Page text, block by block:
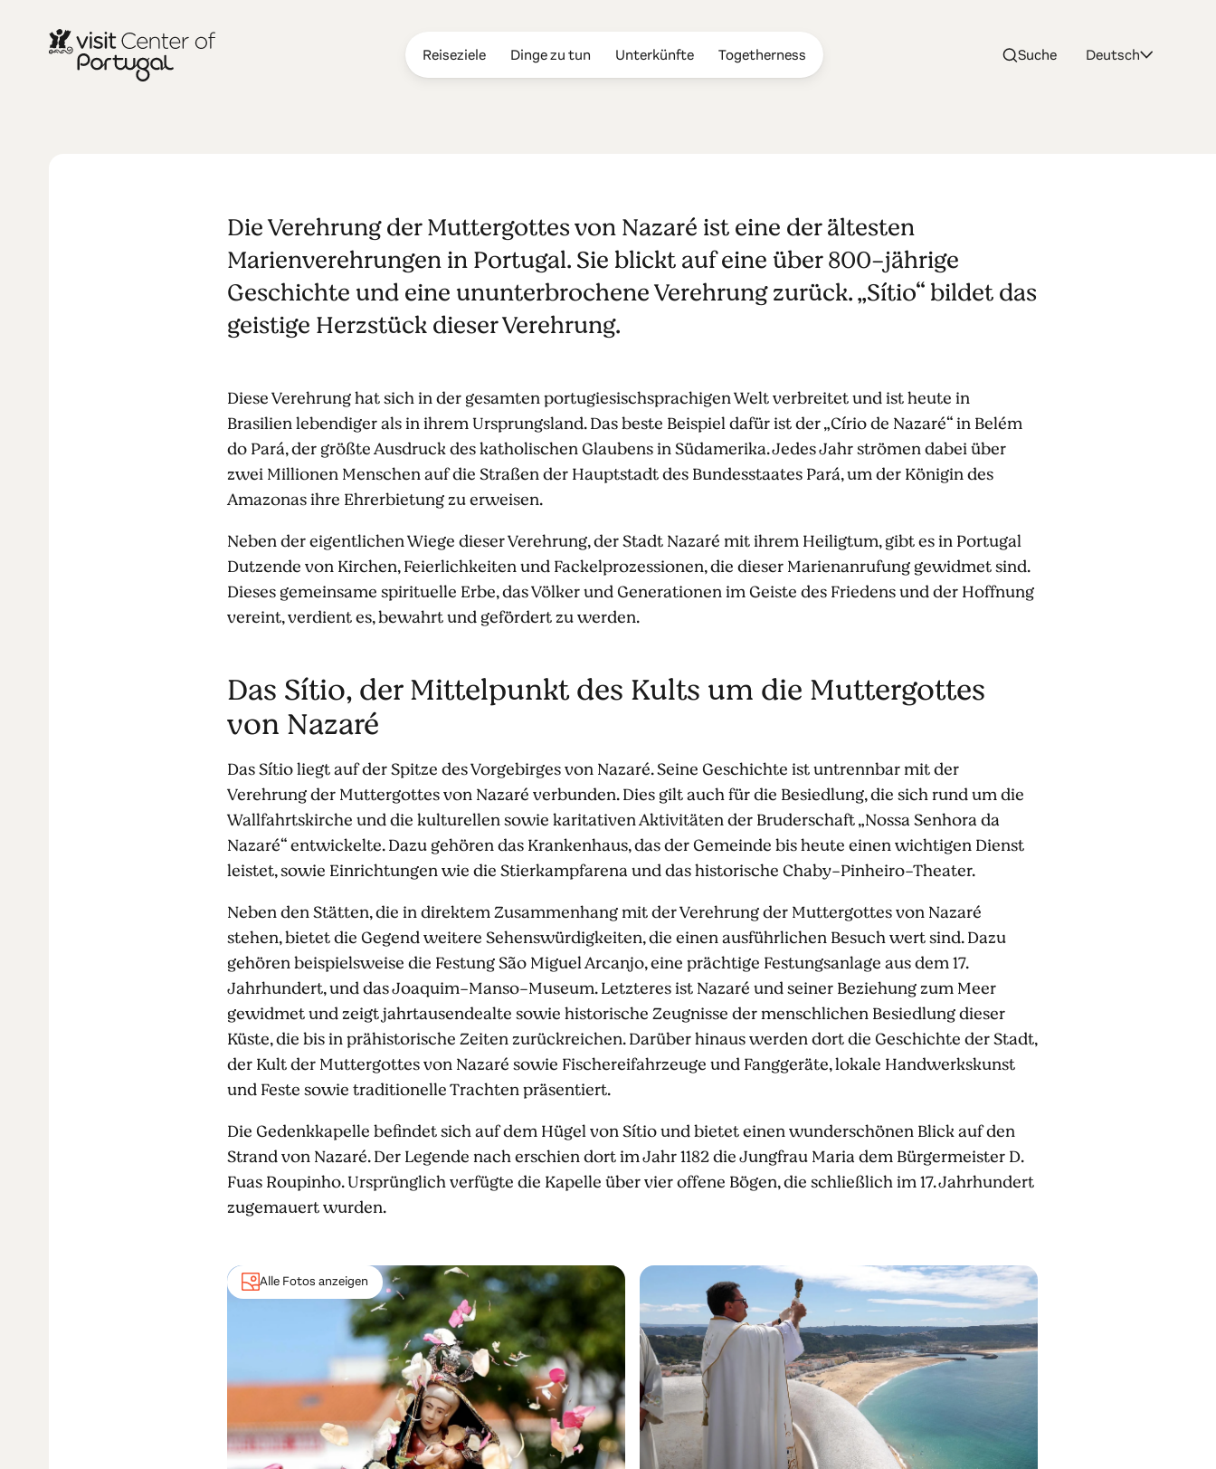
Reiseziele Dinge zu tun Unterkünfte Togetherness Suche Deutsch
Der Kult der Muttergottes von
Nazaré
Die Verehrung der Muttergottes von Nazaré ist eine der ältesten
Marienverehrungen in Portugal. Sie blickt auf eine über 800-jährige
Geschichte und eine ununterbrochene Verehrung zurück. „Sítio“ bildet das
geistige Herzstück dieser Verehrung.
Diese Verehrung hat sich in der gesamten portugiesischsprachigen Welt verbreitet und ist heute in
Brasilien lebendiger als in ihrem Ursprungsland. Das beste Beispiel dafür ist der „Círio de Nazaré“ in Belém
do Pará, der größte Ausdruck des katholischen Glaubens in Südamerika. Jedes Jahr strömen dabei über
zwei Millionen Menschen auf die Straßen der Hauptstadt des Bundesstaates Pará, um der Königin des
Amazonas ihre Ehrerbietung zu erweisen.
Neben der eigentlichen Wiege dieser Verehrung, der Stadt Nazaré mit ihrem Heiligtum, gibt es in Portugal
Dutzende von Kirchen, Feierlichkeiten und Fackelprozessionen, die dieser Marienanrufung gewidmet sind.
Dieses gemeinsame spirituelle Erbe, das Völker und Generationen im Geiste des Friedens und der Hoffnung
vereint, verdient es, bewahrt und gefördert zu werden.
Das Sítio, der Mittelpunkt des Kults um die Muttergottes
von Nazaré
Das Sítio liegt auf der Spitze des Vorgebirges von Nazaré. Seine Geschichte ist untrennbar mit der
Verehrung der Muttergottes von Nazaré verbunden. Dies gilt auch für die Besiedlung, die sich rund um die
Wallfahrtskirche und die kulturellen sowie karitativen Aktivitäten der Bruderschaft „Nossa Senhora da
Nazaré“ entwickelte. Dazu gehören das Krankenhaus, das der Gemeinde bis heute einen wichtigen Dienst
leistet, sowie Einrichtungen wie die Stierkampfarena und das historische Chaby-Pinheiro-Theater.
Neben den Stätten, die in direktem Zusammenhang mit der Verehrung der Muttergottes von Nazaré
stehen, bietet die Gegend weitere Sehenswürdigkeiten, die einen ausführlichen Besuch wert sind. Dazu
gehören beispielsweise die Festung São Miguel Arcanjo, eine prächtige Festungsanlage aus dem 17.
Jahrhundert, und das Joaquim-Manso-Museum. Letzteres ist Nazaré und seiner Beziehung zum Meer
gewidmet und zeigt jahrtausendealte sowie historische Zeugnisse der menschlichen Besiedlung dieser
Küste, die bis in prähistorische Zeiten zurückreichen. Darüber hinaus werden dort die Geschichte der Stadt,
der Kult der Muttergottes von Nazaré sowie Fischereifahrzeuge und Fanggeräte, lokale Handwerkskunst
und Feste sowie traditionelle Trachten präsentiert.
Die Gedenkkapelle befindet sich auf dem Hügel von Sítio und bietet einen wunderschönen Blick auf den
Strand von Nazaré. Der Legende nach erschien dort im Jahr 1182 die Jungfrau Maria dem Bürgermeister D.
Fuas Roupinho. Ursprünglich verfügte die Kapelle über vier offene Bögen, die schließlich im 17. Jahrhundert
zugemauert wurden.
Alle Fotos anzeigen